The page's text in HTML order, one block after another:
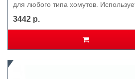
для любого типа хомутов.
3442 р.